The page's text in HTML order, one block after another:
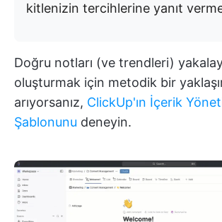
kitlenizin tercihlerine yanıt
Doğru notları (ve trendleri)
oluşturmak için metodik bir
arıyorsanız, ClickUp'ın İçerik
Şablonunu deneyin.